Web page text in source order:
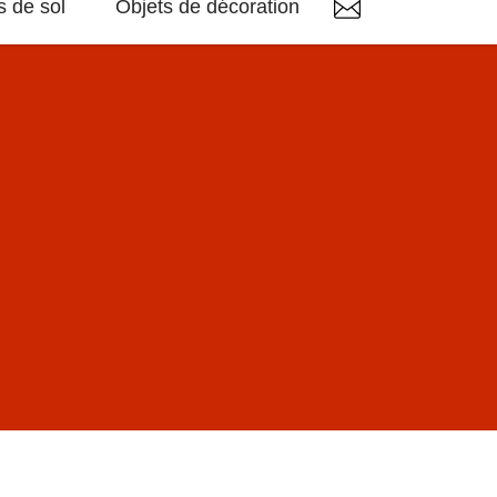
de sol Objets de décoration